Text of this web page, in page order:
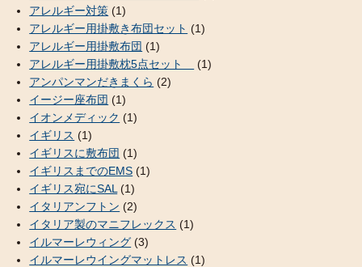
アレルギー対策 (1)
アレルギー用掛敷き布団セット (1)
アレルギー用掛敷布団 (1)
アレルギー用掛敷枕5点セット
(1)
アンパンマンだきまくら (2)
イージー座布団 (1)
イオンメディック (1)
イギリス (1)
イギリスに敷布団 (1)
イギリスまでのEMS (1)
イギリス宛にSAL (1)
イタリアンフトン (2)
イタリア製のマニフレックス (1)
イルマーレウィング (3)
イルマーレウイングマットレス (1)